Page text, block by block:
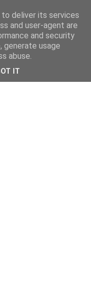
deliver its services
and user-agent are
and security
generate usage
abuse.
IT